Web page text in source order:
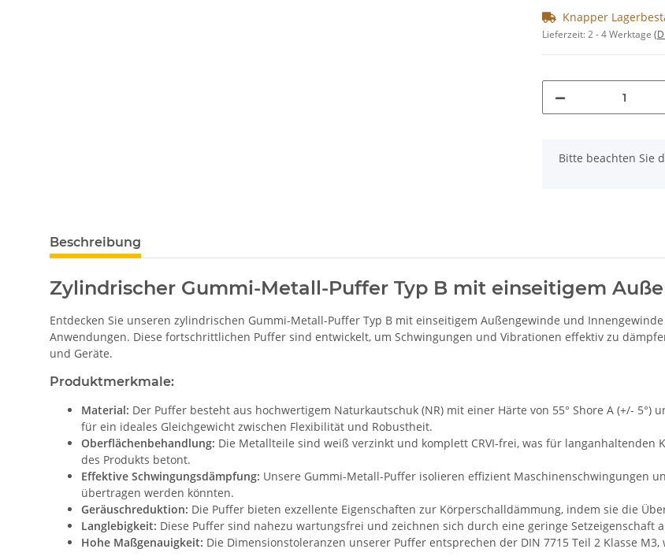
Knapper
Lieferzeit:2 - 4 Werktage
x
Bitte beachten Sie
weitere Registerkarten anzeigen
Beschreibung
Zylindrischer Gummi-Metall-Puffer Typ B mit einseitigem
Entdecken Sie unseren zylindrischen Gummi-Metall-Puffer Typ B mit einseitigem Außengewinde und
Anwendungen. Diese fortschrittlichen Puffer sind entwickelt, um Schwingungen und Vibrationen effektiv zu
und Geräte.
Produktmerkmale:
Material: Der Puffer besteht aus hochwertigem Naturkautschuk (NR) mit einer Härte von 55° Shore A (+/-
für ein ideales Gleichgewicht zwischen Flexibilität und Robustheit.
Oberflächenbehandlung: Die Metallteile sind weiß verzinkt und komplett CRVI-frei, was für
des Produkts betont.
Effektive Schwingungsdämpfung: Unsere Gummi-Metall-Puffer isolieren effizient Maschinenschwingungen
übertragen werden könnten.
Geräuschreduktion: Die Puffer bieten exzellente Eigenschaften zur Körperschalldämmung, indem sie die
Langlebigkeit: Diese Puffer sind nahezu wartungsfrei und zeichnen sich durch eine geringe Setzeigenschaft
Hohe Maßgenauigkeit: Die Dimensionstoleranzen unserer Puffer entsprechen der DIN 7715 Teil 2 Klasse